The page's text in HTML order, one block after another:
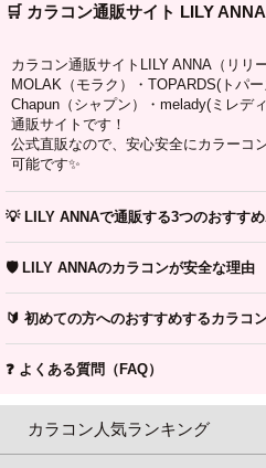
🛒 カラコン通販サイト LILY
カラコン通販サイトLILY ANNA（リリ
MOLAK（モラク）・TOPARDS(トパ
Chapun（シャプン）・melady(ミレデ
通販サイトです！
公式直販なので、安心安全にカラーコ
可能です✨
💡 LILY ANNAで通販する3つのおすす
🛡️ LILY ANNAのカラコンが安全な理由
🔰 初めての方へのおすすめするカラコ
❓ よくある質問（FAQ）
カラコン人気ランキング